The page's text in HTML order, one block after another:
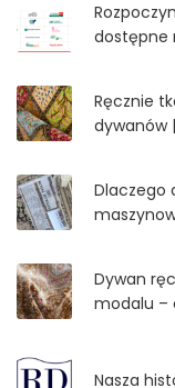
dostępne
Ręcznie
dywanów
Dlaczego
Dywan
modalu –
Nasza